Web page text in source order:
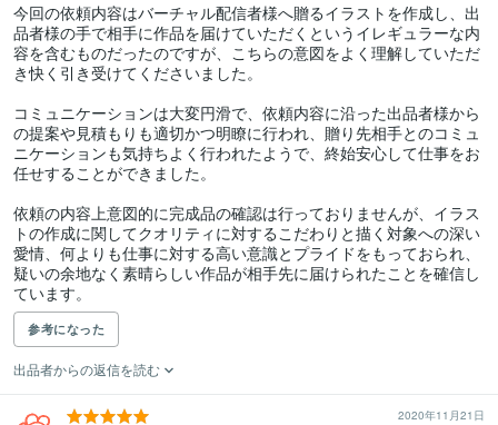
今回の依頼内容はバーチャル配信者様へ贈るイラストを作成し、出
品者様の手で相手に作品を届けていただくというイレギュラーな内
容を含むものだったのですが、こちらの意図をよく理解していただ
き快く引き受けてくださいました。
コミュニケーションは大変円滑で、依頼内容に沿った出品者様から
の提案や見積もりも適切かつ明瞭に行われ、贈り先相手とのコミュ
ニケーションも気持ちよく行われたようで、終始安心して仕事をお
任せすることができました。
依頼の内容上意図的に完成品の確認は行っておりませんが、イラス
トの作成に関してクオリティに対するこだわりと描く対象への深い
愛情、何よりも仕事に対する高い意識とプライドをもっておられ、
疑いの余地なく素晴らしい作品が相手先に届けられたことを確信し
ています。
参考になった
出品者からの返信を読む
2020年11月21日